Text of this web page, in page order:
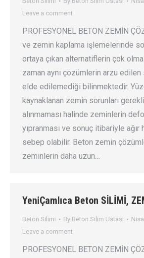
Leave a comment
PROFESYONEL BETON ZEMİN
ve zemin kaplama işlemelerinde
ortaya çıkan alternatiflerin çok
zaman aynı çözümlerin arzu
elde edilemediği bilinmektedir.
kaynaklanan zemin sorunları
alınmaması halinde zeminlerin
yıpranması ve sonuç itibariyle ağır
sebep olabilir. Beton zemin
zeminlerin daha uzun…
YeniÇamlıca Beton SİLİMİ,
Beton Silimi By Beton Silim Ustası
Leave a comment
PROFESYONEL BETON ZEMİN